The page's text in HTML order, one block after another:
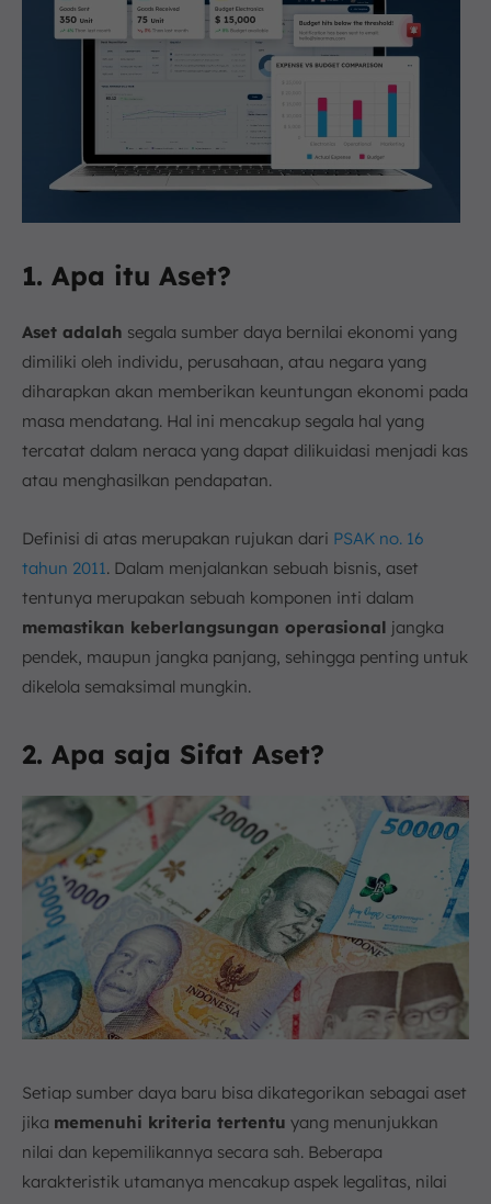
1. Apa itu Aset?
Aset adalah segala sumber daya bernilai ekonomi yang
dimiliki oleh individu, perusahaan, atau negara yang
diharapkan akan memberikan keuntungan ekonomi pada
masa mendatang. Hal ini mencakup segala hal yang
tercatat dalam neraca yang dapat dilikuidasi menjadi kas
atau menghasilkan pendapatan.
Definisi di atas merupakan rujukan dari PSAK no. 16
tahun 2011. Dalam menjalankan sebuah bisnis, aset
tentunya merupakan sebuah komponen inti dalam
memastikan keberlangsungan operasional jangka
pendek, maupun jangka panjang, sehingga penting untuk
dikelola semaksimal mungkin.
2. Apa saja Sifat Aset?
Setiap sumber daya baru bisa dikategorikan sebagai aset
jika memenuhi kriteria tertentu yang menunjukkan
nilai dan kepemilikannya secara sah. Beberapa
karakteristik utamanya mencakup aspek legalitas, nilai